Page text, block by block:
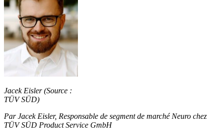
Jacek Eisler (Source :
TÜV SÜD)
Par Jacek Eisler, Responsable de segment de marché Neuro chez
TÜV SÜD Product Service GmbH